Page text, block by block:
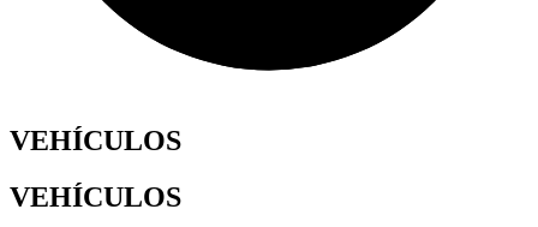
VEHÍCULOS
VEHÍCULOS